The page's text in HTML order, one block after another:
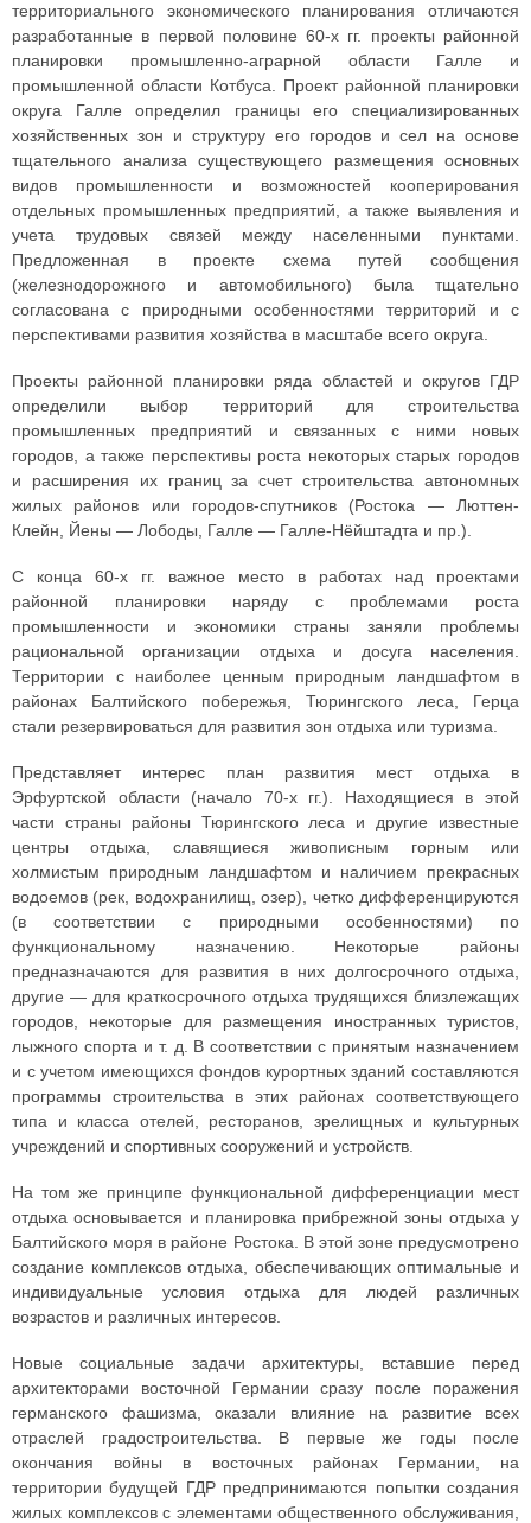
территориального экономического планирования отличаются
разработанные в первой половине 60-х гг. проекты районной
планировки промышленно-аграрной области Галле и
промышленной области Котбуса. Проект районной планировки
округа Галле определил границы его специализированных
хозяйственных зон и структуру его городов и сел на основе
тщательного анализа существующего размещения основных
видов промышленности и возможностей кооперирования
отдельных промышленных предприятий, а также выявления и
учета трудовых связей между населенными пунктами.
Предложенная в проекте схема путей сообщения
(железнодорожного и автомобильного) была тщательно
согласована с природными особенностями территорий и с
перспективами развития хозяйства в масштабе всего округа.
Проекты районной планировки ряда областей и округов ГДР
определили выбор территорий для строительства
промышленных предприятий и связанных с ними новых
городов, а также перспективы роста некоторых старых городов
и расширения их границ за счет строительства автономных
жилых районов или городов-спутников (Ростока — Люттен-
Клейн, Йены — Лободы, Галле — Галле-Нёйштадта и пр.).
С конца 60-х гг. важное место в работах над проектами
районной планировки наряду с проблемами роста
промышленности и экономики страны заняли проблемы
рациональной организации отдыха и досуга населения.
Территории с наиболее ценным природным ландшафтом в
районах Балтийского побережья, Тюрингского леса, Герца
стали резервироваться для развития зон отдыха или туризма.
Представляет интерес план развития мест отдыха в
Эрфуртской области (начало 70-х гг.). Находящиеся в этой
части страны районы Тюрингского леса и другие известные
центры отдыха, славящиеся живописным горным или
холмистым природным ландшафтом и наличием прекрасных
водоемов (рек, водохранилищ, озер), четко дифференцируются
(в соответствии с природными особенностями) по
функциональному назначению. Некоторые районы
предназначаются для развития в них долгосрочного отдыха,
другие — для краткосрочного отдыха трудящихся близлежащих
городов, некоторые для размещения иностранных туристов,
лыжного спорта и т. д. В соответствии с принятым назначением
и с учетом имеющихся фондов курортных зданий составляются
программы строительства в этих районах соответствующего
типа и класса отелей, ресторанов, зрелищных и культурных
учреждений и спортивных сооружений и устройств.
На том же принципе функциональной дифференциации мест
отдыха основывается и планировка прибрежной зоны отдыха у
Балтийского моря в районе Ростока. В этой зоне предусмотрено
создание комплексов отдыха, обеспечивающих оптимальные и
индивидуальные условия отдыха для людей различных
возрастов и различных интересов.
Новые социальные задачи архитектуры, вставшие перед
архитекторами восточной Германии сразу после поражения
германского фашизма, оказали влияние на развитие всех
отраслей градостроительства. В первые же годы после
окончания войны в восточных районах Германии, на
территории будущей ГДР предпринимаются попытки создания
жилых комплексов с элементами общественного обслуживания,